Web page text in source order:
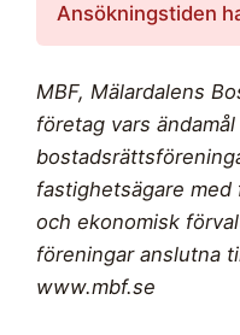
Ansökningstiden
MBF, Mälardalens
företag vars
fastighetsägare
och ekonomisk
föreningar anslutna
www.mbf.se